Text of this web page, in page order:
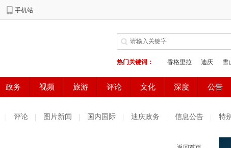
评论 图片新闻 国内国际 迪庆政务 信息公告 特